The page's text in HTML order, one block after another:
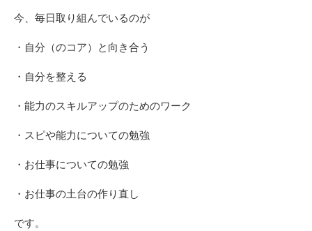
今、毎日取り組んでいるのが
・自分（のコア）と向き合う
・自分を整える
・能力のスキルアップのためのワーク
・スピや能力についての勉強
・お仕事についての勉強
・お仕事の土台の作り直し
です。